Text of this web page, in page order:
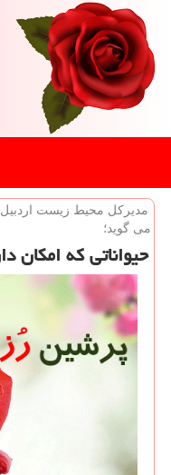
مدیركل محیط زیست
می گوید؛
حیواناتی كه امكان